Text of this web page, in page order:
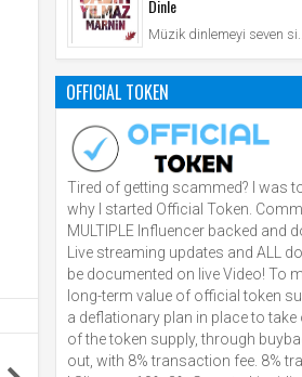
Dinle
Müzik dinlemeyi seven
OFFICIAL TOKEN
Tired of getting scammed? I was
why I started Official Token.
MULTIPLE Influencer backed and
Live streaming updates and ALL
be documented on live Video! To
long-term value of official token
a deflationary plan in place to take
of the token supply, through
out, with 8% transaction fee. 8%